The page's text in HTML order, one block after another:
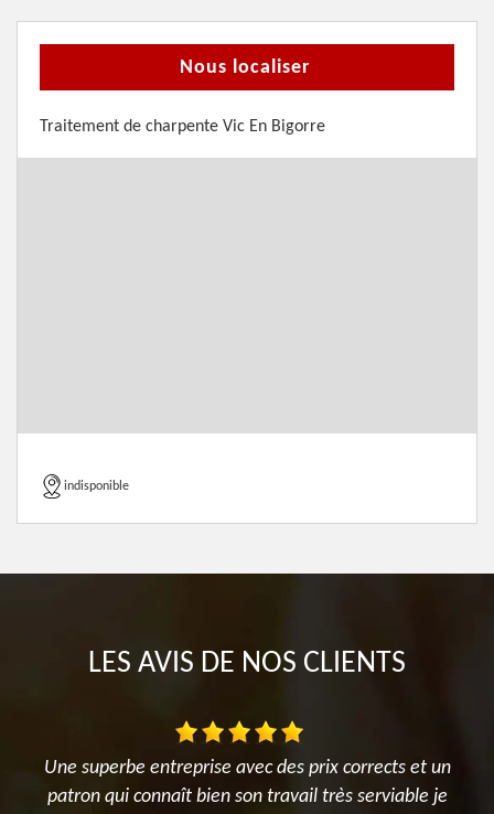
Nous localiser
Traitement de charpente Vic En Bigorre
indisponible
LES AVIS DE NOS CLIENTS
Une superbe entreprise avec des prix corrects et un
patron qui connaît bien son travail très serviable je